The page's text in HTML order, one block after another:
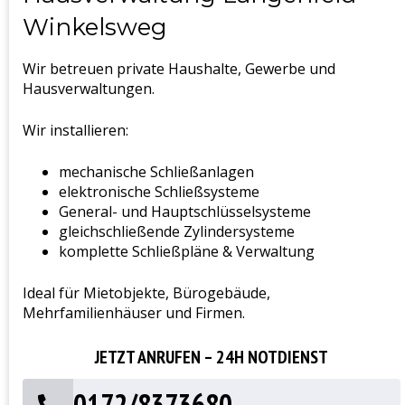
Winkelsweg
Wir betreuen private Haushalte, Gewerbe und
Hausverwaltungen.
Wir installieren:
mechanische Schließanlagen
elektronische Schließsysteme
General- und Hauptschlüsselsysteme
gleichschließende Zylindersysteme
komplette Schließpläne & Verwaltung
Ideal für Mietobjekte, Bürogebäude,
Mehrfamilienhäuser und Firmen.
JETZT ANRUFEN – 24H NOTDIENST